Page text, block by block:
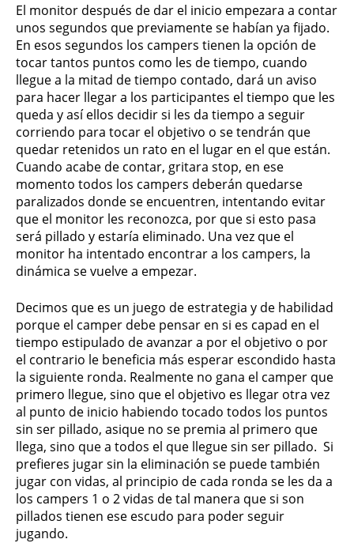
El monitor después de dar el inicio empezara a contar
unos segundos que previamente se habían ya fijado.
En esos segundos los campers tienen la opción de
tocar tantos puntos como les de tiempo, cuando
llegue a la mitad de tiempo contado, dará un aviso
para hacer llegar a los participantes el tiempo que les
queda y así ellos decidir si les da tiempo a seguir
corriendo para tocar el objetivo o se tendrán que
quedar retenidos un rato en el lugar en el que están.
Cuando acabe de contar, gritara stop, en ese
momento todos los campers deberán quedarse
paralizados donde se encuentren, intentando evitar
que el monitor les reconozca, por que si esto pasa
será pillado y estaría eliminado. Una vez que el
monitor ha intentado encontrar a los campers, la
dinámica se vuelve a empezar.
Decimos que es un juego de estrategia y de habilidad
porque el camper debe pensar en si es capad en el
tiempo estipulado de avanzar a por el objetivo o por
el contrario le beneficia más esperar escondido hasta
la siguiente ronda. Realmente no gana el camper que
primero llegue, sino que el objetivo es llegar otra vez
al punto de inicio habiendo tocado todos los puntos
sin ser pillado, asique no se premia al primero que
llega, sino que a todos el que llegue sin ser pillado. Si
prefieres jugar sin la eliminación se puede también
jugar con vidas, al principio de cada ronda se les da a
los campers 1 o 2 vidas de tal manera que si son
pillados tienen ese escudo para poder seguir
jugando.